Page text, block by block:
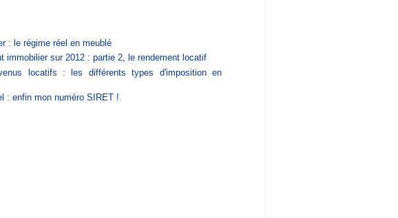
: le régime réel en meublé
immobilier sur 2012 : partie 2, le rendement locatif
locatifs : les différents types d'imposition en
: enfin mon numéro SIRET !